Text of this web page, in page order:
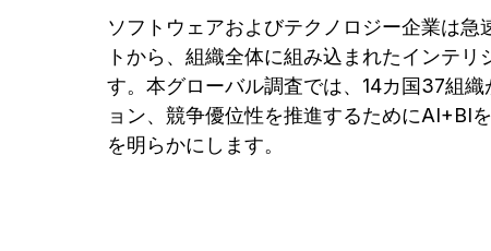
ソフトウェアおよびテクノロジー企業は急
トから、組織全体に組み込まれたインテリ
す。本グローバル調査では、14カ国37組
ョン、競争優位性を推進するためにAI+BI
を明らかにします。